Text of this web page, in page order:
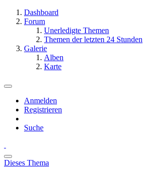
Dashboard
Forum
Unerledigte Themen
Themen der letzten 24 Stunden
Galerie
Alben
Karte
Anmelden
Registrieren
Suche
Dieses Thema